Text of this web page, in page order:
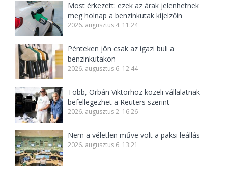
Most érkezett: ezek az árak jelenhetnek
meg holnap a benzinkutak kijelzőin
2026. augusztus 4. 11:24
Pénteken jön csak az igazi buli a
benzinkutakon
2026. augusztus 6. 12:44
Több, Orbán Viktorhoz közeli vállalatnak
befellegezhet a Reuters szerint
2026. augusztus 2. 16:26
Nem a véletlen műve volt a paksi leállás
2026. augusztus 6. 13:21